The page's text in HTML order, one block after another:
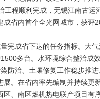
程顺利完成，无锡江南古运
省内首个全光网城市，获评
完成省下达的任务指标。大
多台。水环境综合整治成
防治、土壤修复工作稳步推
。在省内率先编制并持续更
、南区燃机热电联产项目有